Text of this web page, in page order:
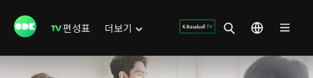
편성표 더보기